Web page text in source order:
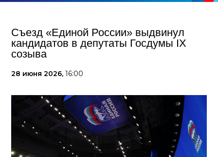
Съезд «Единой России» выдвинул
кандидатов в депутаты Госдумы IX
созыва
28 июня 2026, 16:00